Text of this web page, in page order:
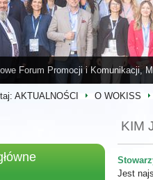
Forum Promocji i Komunikacji,
AKTUALNOŚCI O WOKISS
KIM
Jest